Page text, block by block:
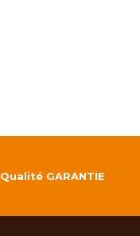
Qualité GARANTIE